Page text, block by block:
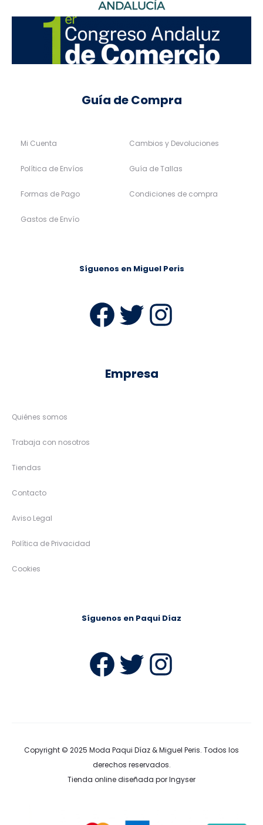
Guía de Compra
Mi Cuenta
Política de Envíos
Formas de Pago
Gastos de Envío
Cambios y Devoluciones
Guía de Tallas
Condiciones de compra
Síguenos en Miguel Peris
Facebook
Twitter
Empresa
Quiénes somos
Trabaja con nosotros
Tiendas
Contacto
Aviso Legal
Política de Privacidad
Cookies
Síguenos en Paqui Díaz
Facebook
Twitter
Copyright © 2025 Moda Paqui Díaz & Miguel Peris. Todos los
derechos reservados.
Tienda online diseñada por Ingyser